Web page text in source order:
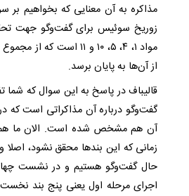
مذاکره به آن معنایی که بخواهیم بر
از آن‌ها به پایان برسد.
قالیباف در پاسخ به این سوال که شما
گفت‌وگو درباره آن مذاکراتی است که
آن هم مشخص شده است. الان ما
زمانی که این بندها محقق نشود،
حال گفت‌وگو هستیم و در نشست
اجرای مرحله اول یعنی پنج بند نخست